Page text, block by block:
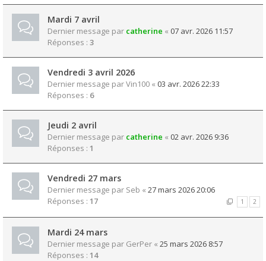
Mardi 7 avril
Dernier message par catherine « 07 avr. 2026 11:57
Réponses : 3
Vendredi 3 avril 2026
Dernier message parVin100 « 03 avr. 2026 22:33
Réponses : 6
Jeudi 2 avril
Dernier message par catherine « 02 avr. 2026 9:36
Réponses : 1
Vendredi 27 mars
Dernier message par Seb « 27 mars 2026 20:06
Réponses : 17 1 2
Mardi 24 mars
Dernier message par GerPer « 25 mars 2026 8:57
Réponses : 14